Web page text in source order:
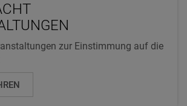
zur Einstimmung auf die